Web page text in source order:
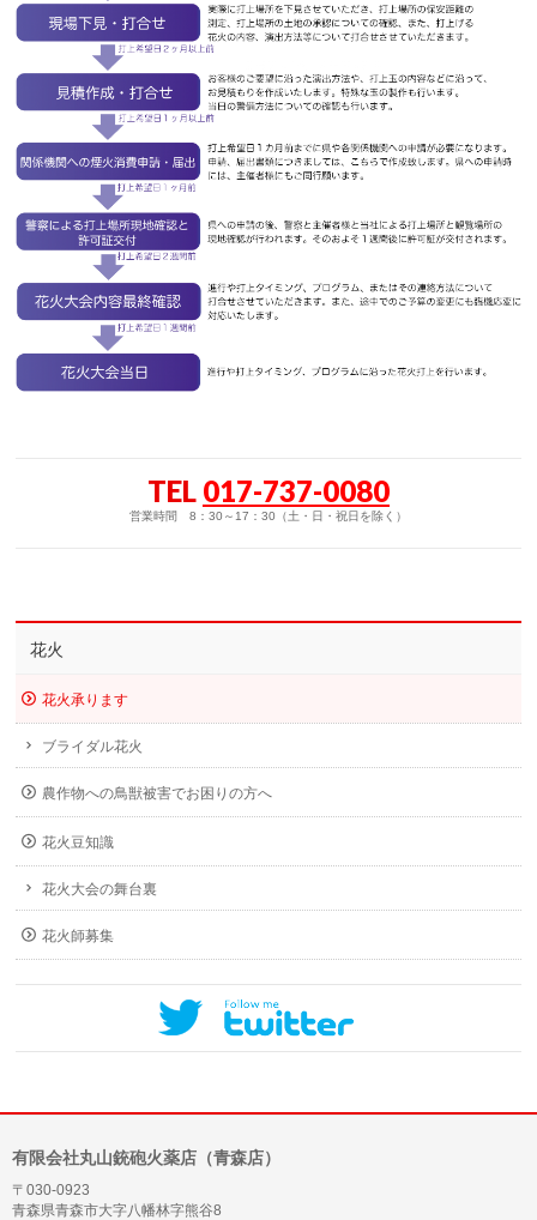
TEL 017-737-0080
営業時間 8：30～17：30（土・日・祝日を除く）
花火
花火承ります
ブライダル花火
農作物への鳥獣被害でお困りの方へ
花火豆知識
花火大会の舞台裏
花火師募集
有限会社丸山銃砲火薬店（青森店）
〒030-0923
青森県青森市大字八幡林字熊谷8